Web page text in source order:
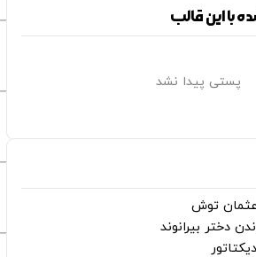
این قالب
پستی پیدا نشد
عثمان ‌توش
دختر بیرانوند